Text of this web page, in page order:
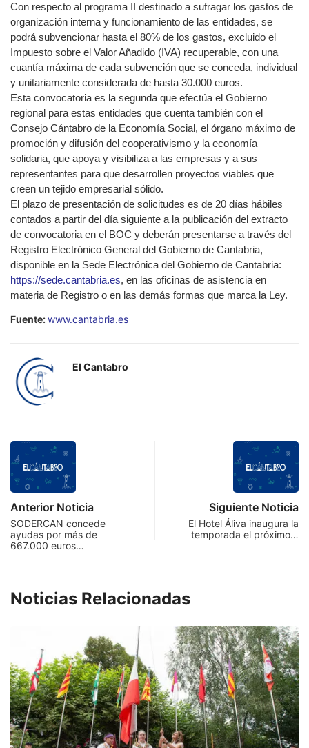
Con respecto al programa II destinado a sufragar los gastos de
organización interna y funcionamiento de las entidades, se
podrá subvencionar hasta el 80% de los gastos, excluido el
Impuesto sobre el Valor Añadido (IVA) recuperable, con una
cuantía máxima de cada subvención que se conceda, individual
y unitariamente considerada de hasta 30.000 euros.
Esta convocatoria es la segunda que efectúa el Gobierno
regional para estas entidades que cuenta también con el
Consejo Cántabro de la Economía Social, el órgano máximo de
promoción y difusión del cooperativismo y la economía
solidaria, que apoya y visibiliza a las empresas y a sus
representantes para que desarrollen proyectos viables que
creen un tejido empresarial sólido.
El plazo de presentación de solicitudes es de 20 días hábiles
contados a partir del día siguiente a la publicación del extracto
de convocatoria en el BOC y deberán presentarse a través del
Registro Electrónico General del Gobierno de Cantabria,
disponible en la Sede Electrónica del Gobierno de Cantabria:
https://sede.cantabria.es, en las oficinas de asistencia en
materia de Registro o en las demás formas que marca la Ley.
Fuente:www.cantabria.es
El Cantabro
Anterior Noticia
SODERCAN concede
ayudas por más de
667.000 euros…
Siguiente Noticia
El Hotel Áliva inaugura la
temporada el próximo…
Noticias Relacionadas